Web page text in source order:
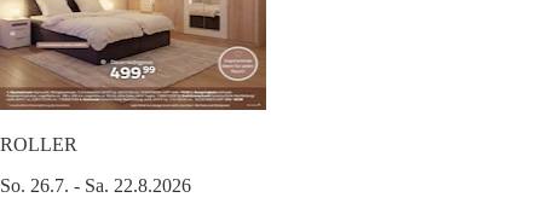
ROLLER
So. 26.7. - Sa. 22.8.2026